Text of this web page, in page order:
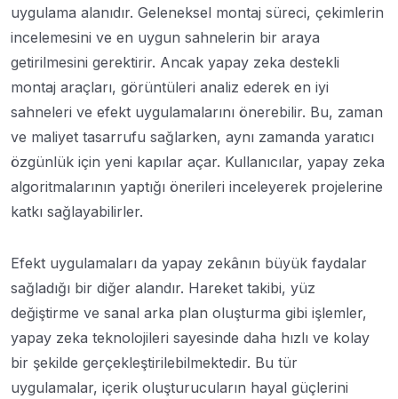
uygulama alanıdır. Geleneksel montaj süreci, çekimlerin
incelemesini ve en uygun sahnelerin bir araya
getirilmesini gerektirir. Ancak yapay zeka destekli
montaj araçları, görüntüleri analiz ederek en iyi
sahneleri ve efekt uygulamalarını önerebilir. Bu, zaman
ve maliyet tasarrufu sağlarken, aynı zamanda yaratıcı
özgünlük için yeni kapılar açar. Kullanıcılar, yapay zeka
algoritmalarının yaptığı önerileri inceleyerek projelerine
katkı sağlayabilirler.
Efekt uygulamaları da yapay zekânın büyük faydalar
sağladığı bir diğer alandır. Hareket takibi, yüz
değiştirme ve sanal arka plan oluşturma gibi işlemler,
yapay zeka teknolojileri sayesinde daha hızlı ve kolay
bir şekilde gerçekleştirilebilmektedir. Bu tür
uygulamalar, içerik oluşturucuların hayal güçlerini